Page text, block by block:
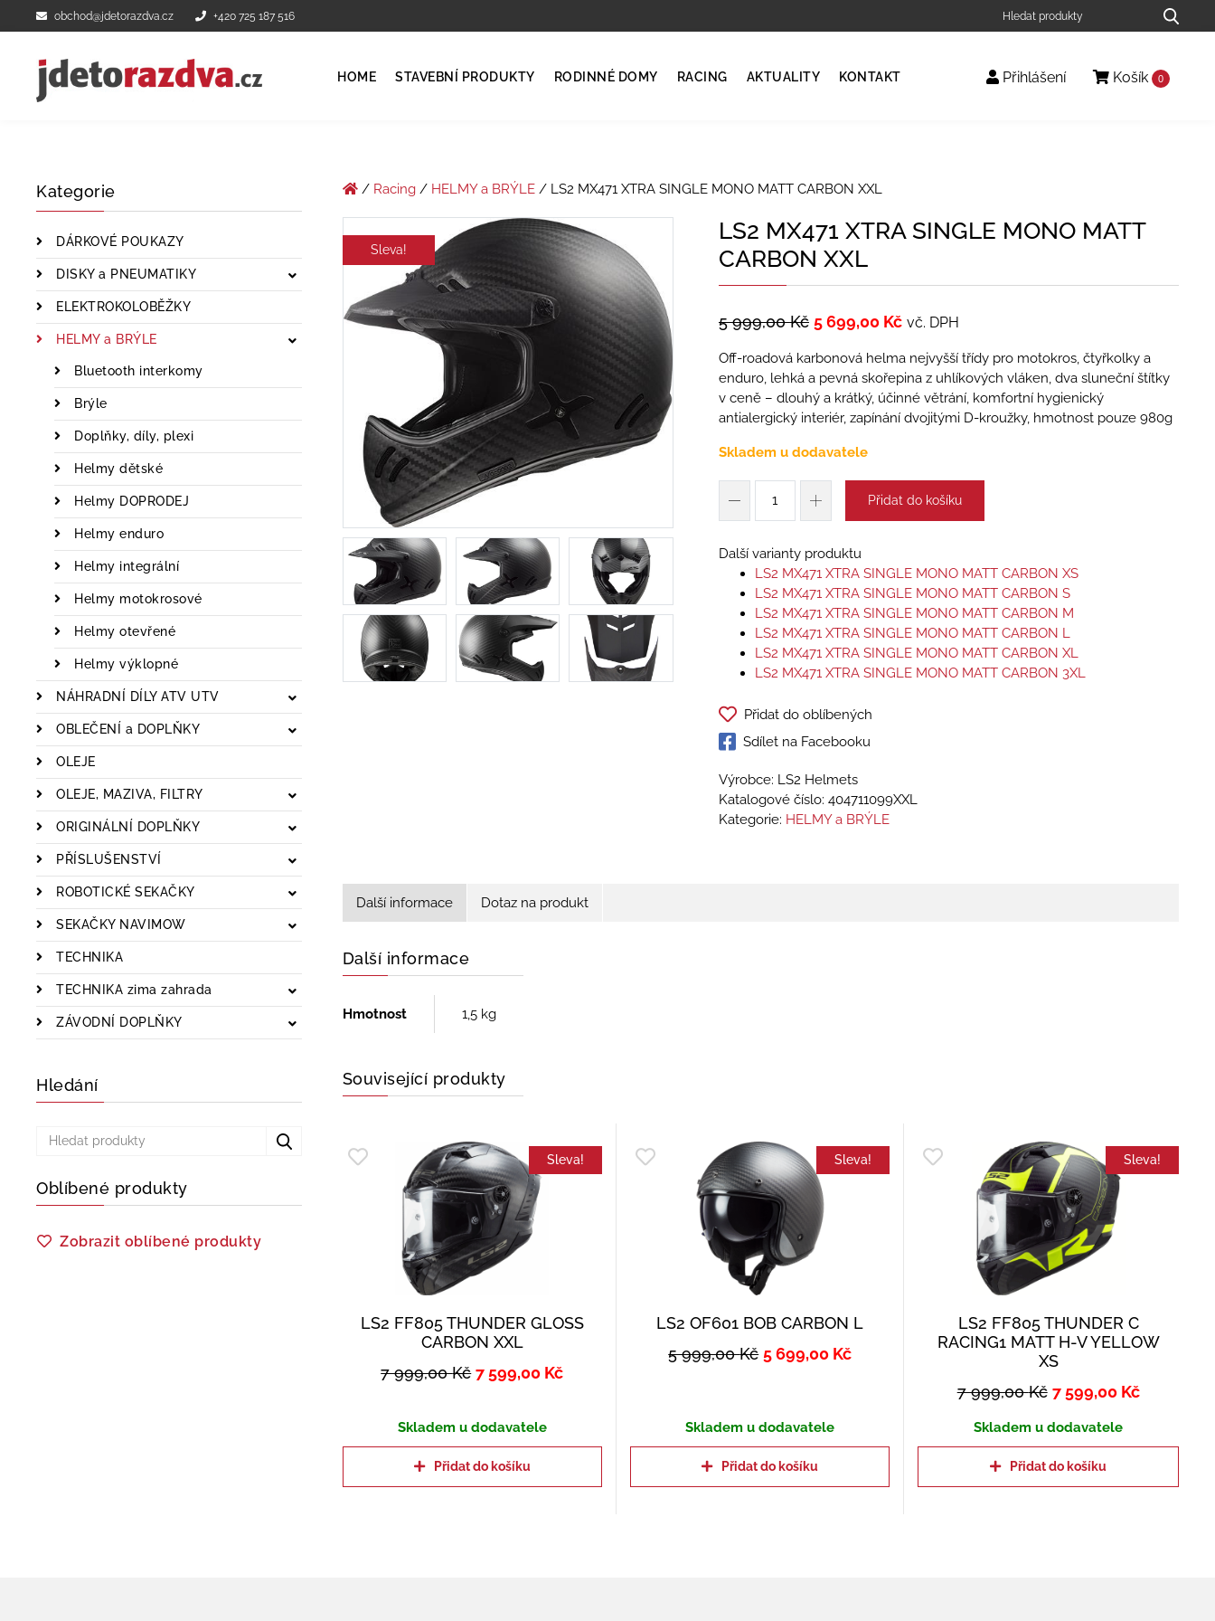
obchod@jdetorazdva.cz +420 725 187 516
HOME STAVEBNÍ PRODUKTY RODINNÉ DOMY RACING AKTUALITY KONTAKT Přihlášení Košík 0
Kategorie
DÁRKOVÉ POUKAZY
DISKY a PNEUMATIKY
ELEKTROKOLOBĚŽKY
HELMY a BRÝLE
Bluetooth interkomy
Brýle
Doplňky, díly, plexi
Helmy dětské
Helmy DOPRODEJ
Helmy enduro
Helmy integrální
Helmy motokrosové
Helmy otevřené
Helmy výklopné
NÁHRADNÍ DÍLY ATV UTV
OBLEČENÍ a DOPLŇKY
OLEJE
OLEJE, MAZIVA, FILTRY
ORIGINÁLNÍ DOPLŇKY
PŘÍSLUŠENSTVÍ
ROBOTICKÉ SEKAČKY
SEKAČKY NAVIMOW
TECHNIKA
TECHNIKA zima zahrada
ZÁVODNÍ DOPLŇKY
Hledání
Oblíbené produkty
Zobrazit oblíbené produkty
/ Racing/ HELMY a BRÝLE/ LS2 MX471 XTRA SINGLE MONO MATT CARBON XXL
Sleva!
LS2 MX471 XTRA SINGLE MONO MATT
CARBON XXL
5 999,00Kč 5 699,00 Kč vč. DPH
Off-roadová karbonová helma nejvyšší třídy pro motokros, čtyřkolky a
enduro, lehká a pevná skořepina z uhlíkových vláken, dva sluneční štítky
v ceně – dlouhý a krátký, účinné větrání, komfortní hygienický
antialergický interiér, zapínání dvojitými D-kroužky, hmotnost pouze 980g
Skladem u dodavatele
Přidat do košíku
Další varianty produktu
LS2 MX471 XTRA SINGLE MONO MATT CARBON XS
LS2 MX471 XTRA SINGLE MONO MATT CARBON S
LS2 MX471 XTRA SINGLE MONO MATT CARBON M
LS2 MX471 XTRA SINGLE MONO MATT CARBON L
LS2 MX471 XTRA SINGLE MONO MATT CARBON XL
LS2 MX471 XTRA SINGLE MONO MATT CARBON 3XL
Přidat do oblíbených
Sdílet na Facebooku
Výrobce: LS2 Helmets
Katalogové číslo: 404711099XXL
Kategorie: HELMY a BRÝLE
Další informace Dotaz na produkt
Další informace
Hmotnost 1,5 kg
Související produkty
Sleva!
LS2 FF805 THUNDER GLOSS
CARBON XXL
7 999,00Kč 7 599,00 Kč
Skladem u dodavatele
Přidat do košíku
Sleva!
LS2 OF601 BOB CARBON L
5 999,00Kč 5 699,00 Kč
Skladem u dodavatele
Přidat do košíku
Sleva!
LS2 FF805 THUNDER C
RACING1 MATT H-V YELLOW
XS
7 999,00Kč 7 599,00 Kč
Skladem u dodavatele
Přidat do košíku